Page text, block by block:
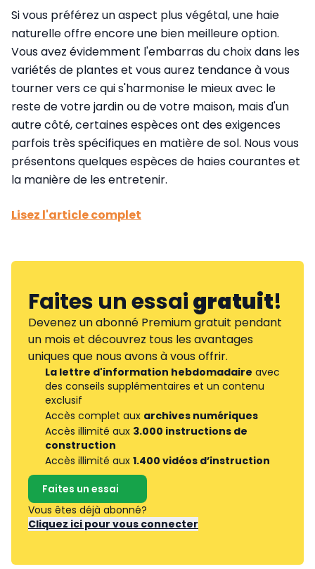
Si vous préférez un aspect plus végétal, une haie
naturelle offre encore une bien meilleure option.
Vous avez évidemment l'embarras du choix dans les
variétés de plantes et vous aurez tendance à vous
tourner vers ce qui s'harmonise le mieux avec le
reste de votre jardin ou de votre maison, mais d'un
autre côté, certaines espèces ont des exigences
parfois très spécifiques en matière de sol. Nous vous
présentons quelques espèces de haies courantes et
la manière de les entretenir.
Lisez l'article complet
Faites un essaigratuit!
Devenez un abonné Premium gratuit pendant
un mois et découvrez tous les avantages
uniques que nous avons à vous offrir.
La lettre d'information hebdomadaire avec
des conseils supplémentaires et un contenu
exclusif
Accès complet aux archives numériques
Accès illimité aux 3.000 instructions de
construction
Accès illimité aux 1.400 vidéos d’instruction
Faites un essai
Vous êtes déjà abonné?
Cliquez ici pour vous connecter